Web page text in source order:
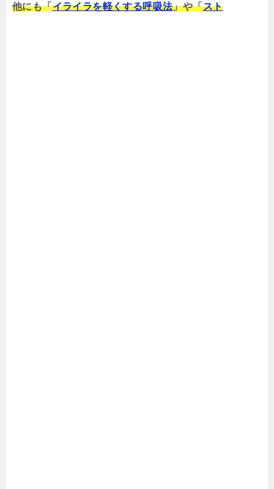
他にも「イライラを軽くする呼吸法」や「スト